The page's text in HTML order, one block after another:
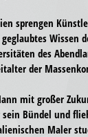
sprengen
Wissen
des
der
mit großer
Bündel und
Maler